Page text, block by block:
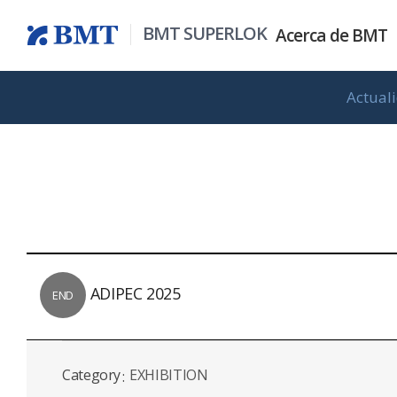
BMT SUPERLOK Acerca deBMT
Información
Serie instrumental
Actualidad de
Aspirantes
END ADIPEC 2025
Category EXHIBITION